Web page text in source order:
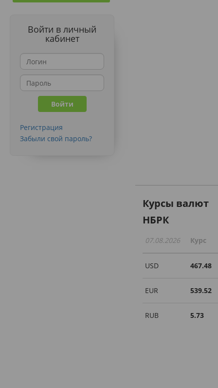
Войти в личный
кабинет
Регистрация
Забыли свой пароль?
Курсы валют
НБРК
07.08.2026 Курс
USD 467.48
EUR 539.52
RUB 5.73